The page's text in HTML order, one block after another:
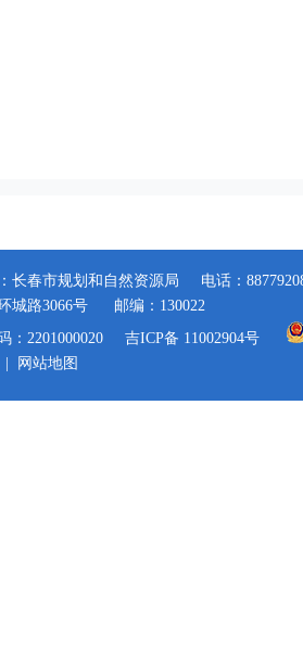
长春市规划和自然资源局
电话：
城路3066号
邮编：130022
：2201000020
吉ICP备 11002904号
网站地图